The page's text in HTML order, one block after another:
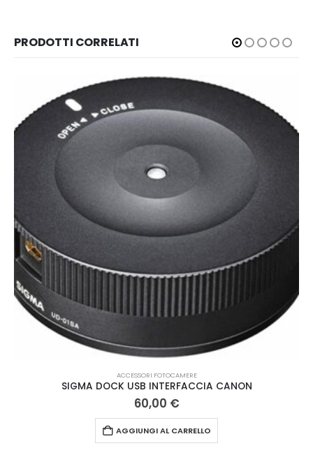
PRODOTTI CORRELATI
ACCESSORI FOTOCAMERE
SIGMA DOCK USB INTERFACCIA CANON
60,00 €
AGGIUNGI AL CARRELLO